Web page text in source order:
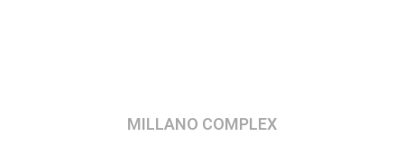
MILLANO COMPLEX